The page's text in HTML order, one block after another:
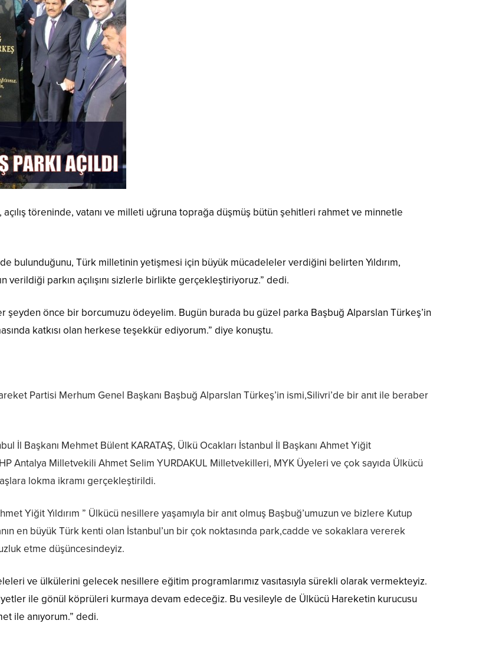
açılış töreninde, vatanı ve milleti uğruna toprağa düşmüş bütün şehitleri rahmet ve minnetle
bulunduğunu, Türk milletinin yetişmesi için büyük mücadeleler verdiğini belirten Yıldırım,
verildiği parkın açılışını sizlerle birlikte gerçekleştiriyoruz.” dedi.
şeyden önce bir borcumuzu ödeyelim. Bugün burada bu güzel parka Başbuğ Alparslan Türkeş’in
katkısı olan herkese teşekkür ediyorum.” diye konuştu.
Partisi Merhum Genel Başkanı Başbuğ Alparslan Türkeş’in ismi,Silivri’de bir anıt ile beraber
İl Başkanı Mehmet Bülent KARATAŞ, Ülkü Ocakları İstanbul İl Başkanı Ahmet Yiğit
Antalya Milletvekili Ahmet Selim YURDAKUL Milletvekilleri, MYK Üyeleri ve çok sayıda Ülkücü
lokma ikramı gerçekleştirildi.
Yiğit Yıldırım ” Ülkücü nesillere yaşamıyla bir anıt olmuş Başbuğ’umuzun ve bizlere Kutup
en büyük Türk kenti olan İstanbul’un bir çok noktasında park,cadde ve sokaklara vererek
etme düşüncesindeyiz.
ve ülkülerini gelecek nesillere eğitim programlarımız vasıtasıyla sürekli olarak vermekteyiz.
ile gönül köprüleri kurmaya devam edeceğiz. Bu vesileyle de Ülkücü Hareketin kurucusu
ile anıyorum.” dedi.